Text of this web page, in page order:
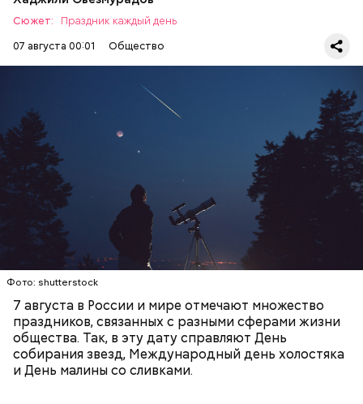
Сюжет:
Праздник каждый день
07 августа 00:01
Общество
Фото: shutterstock
7 августа в России и мире отмечают множество
праздников, связанных с разными сферами жизни
общества. Так, в эту дату справляют День
собирания звезд, Международный день холостяка
и День малины со сливками.
День собирания звезд учрежден в честь
метеорного потока Персеиды, который ежегодно
можно наблюдать в августе. Все любители
смотреть на звездопад 7 августа выезжают за
город — в местность, где нет светового
загрязнения и где можно невооруженным глазом
наблюдать за падающими звездами.
ЕДА ПРАЗДНИКИ
СЛАДОСТИ
— Кабачки, порезанные кубиками, нужно легко
обжарить на сковороде. К ним добавляются зелень
петрушки, чеснок, соль и оливковое масло.
Получается очень вкусно, — поделился рецептом
Копылов.
с сахарным диабетом;
лишним весом.
подчеркнула доктор.